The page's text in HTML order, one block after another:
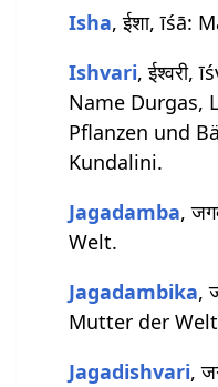
Isha, ईशा, īśā:
Ishvari, ईश्वरी,
Name Durgas,
Pflanzen und
Kundalini.
Jagadamba,
Welt.
Jagadambika,
Mutter der
Jagadishvari,